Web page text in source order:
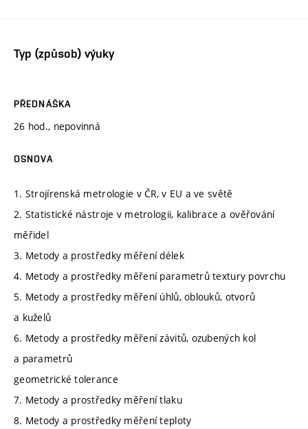
Typ (způsob) výuky
PŘEDNÁŠKA
26 hod., nepovinná
OSNOVA
1. Strojírenská metrologie v ČR, v EU a ve světě
2. Statistické nástroje v metrologii, kalibrace a ověřování
měřidel
3. Metody a prostředky měření délek
4. Metody a prostředky měření parametrů textury povrchu
5. Metody a prostředky měření úhlů, oblouků, otvorů
a kuželů
6. Metody a prostředky měření závitů, ozubených kol
a parametrů
geometrické tolerance
7. Metody a prostředky měření tlaku
8. Metody a prostředky měření teploty